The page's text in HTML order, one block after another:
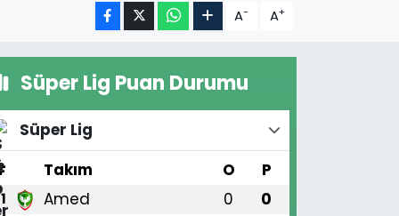
A- A+
Süper Lig Puan Durumu
Süper Lig
Takım O P
1 Amed 0 0